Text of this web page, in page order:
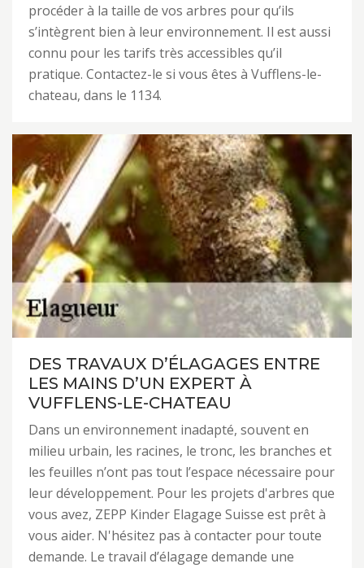
procéder à la taille de vos arbres pour qu’ils
s’intègrent bien à leur environnement. Il est aussi
connu pour les tarifs très accessibles qu’il
pratique. Contactez-le si vous êtes à Vufflens-le-
chateau, dans le 1134.
DES TRAVAUX D’ÉLAGAGES ENTRE
LES MAINS D’UN EXPERT À
VUFFLENS-LE-CHATEAU
Dans un environnement inadapté, souvent en
milieu urbain, les racines, le tronc, les branches et
les feuilles n’ont pas tout l’espace nécessaire pour
leur développement. Pour les projets d'arbres que
vous avez, ZEPP Kinder Elagage Suisse est prêt à
vous aider. N'hésitez pas à contacter pour toute
demande. Le travail d’élagage demande une